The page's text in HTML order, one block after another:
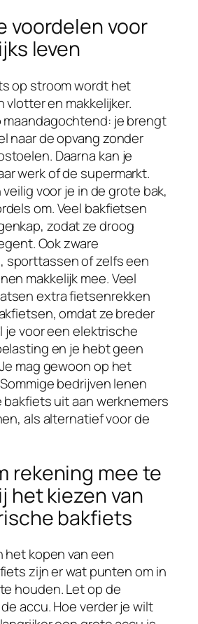
voordelen voor
leven
op stroom wordt het
vlotter en makkelijker.
maandagochtend: je brengt
naar de opvang zonder
Daarna kan je
werk of de supermarkt.
voor je in de grote bak,
om. Veel bakfietsen
zodat ze droog
Ook zware
sporttassen of zelfs een
makkelijk mee. Veel
extra fietsenrekken
omdat ze breder
je voor een elektrische
en je hebt geen
mag gewoon op het
bedrijven lenen
uit aan werknemers
als alternatief voor de
rekening mee te
het kiezen van
bakfiets
het kopen van een
zijn er wat punten om in
houden. Let op de
accu. Hoe verder je wilt